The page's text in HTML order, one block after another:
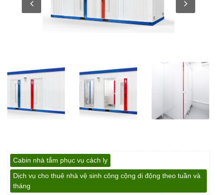
Cabin nhà tắm phục vụ cách ly
Dịch vụ cho thuê nhà vệ sinh công cộng di động theo tuần và
tháng